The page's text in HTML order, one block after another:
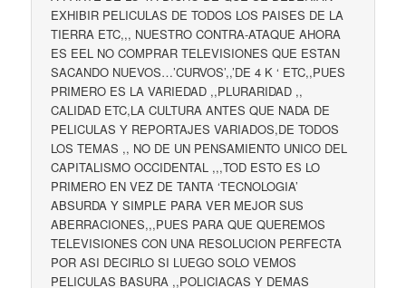
EXHIBIR PELICULAS DE TODOS LOS PAISES DE LA
TIERRA ETC,,, NUESTRO CONTRA-ATAQUE AHORA
ES EEL NO COMPRAR TELEVISIONES QUE ESTAN
SACANDO NUEVOS…’CURVOS’,,’DE 4 K ‘ ETC,,PUES
PRIMERO ES LA VARIEDAD ,,PLURARIDAD ,,
CALIDAD ETC,LA CULTURA ANTES QUE NADA DE
PELICULAS Y REPORTAJES VARIADOS,DE TODOS
LOS TEMAS ,, NO DE UN PENSAMIENTO UNICO DEL
CAPITALISMO OCCIDENTAL ,,,TOD ESTO ES LO
PRIMERO EN VEZ DE TANTA ‘TECNOLOGIA’
ABSURDA Y SIMPLE PARA VER MEJOR SUS
ABERRACIONES,,,PUES PARA QUE QUEREMOS
TELEVISIONES CON UNA RESOLUCION PERFECTA
POR ASI DECIRLO SI LUEGO SOLO VEMOS
PELICULAS BASURA ,,POLICIACAS Y DEMAS